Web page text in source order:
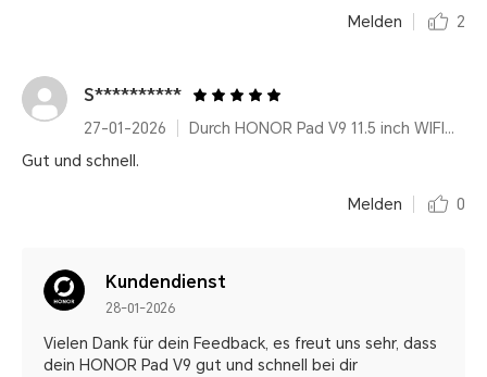
Melden 2
S**********
27-01-2026
Durch HONOR Pad V9 11.5 inch WIFI Only 8GB+256GB White with Flip Cover and Pen
Gut und schnell.
Melden 0
Kundendienst
28-01-2026
Vielen Dank für dein Feedback, es freut uns sehr, dass
dein HONOR Pad V9 gut und schnell bei dir